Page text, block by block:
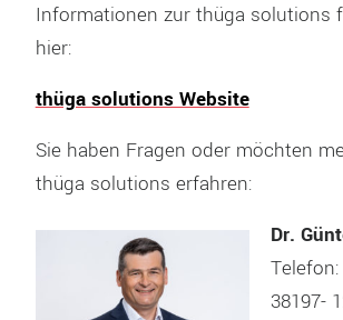
Informationen zur thüga solutions
hier:
thüga solutions Website
Sie haben Fragen oder möchten
thüga solutions erfahren:
Dr.
38197-